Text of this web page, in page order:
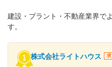
建設・プラント・不動産業界で
す。
株式会社ライトハウス